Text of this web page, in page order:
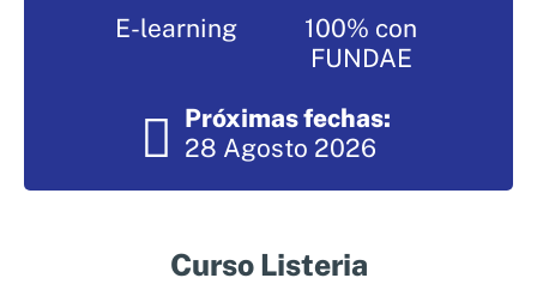
Sistemas de exportación SAE
Asesoramiento en Normativa Internacional
Consultoría Seguridad Alimentaria
E-learning
100% con
FUNDAE
Próximas fechas:
28 Agosto 2026
Curso Listeria